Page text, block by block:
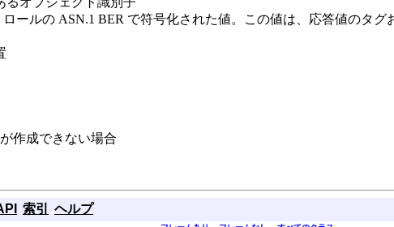
ールの ASN.1 BER で符号化された値。この値は、応答値のタ
作成できない場合
索引 ヘルプ